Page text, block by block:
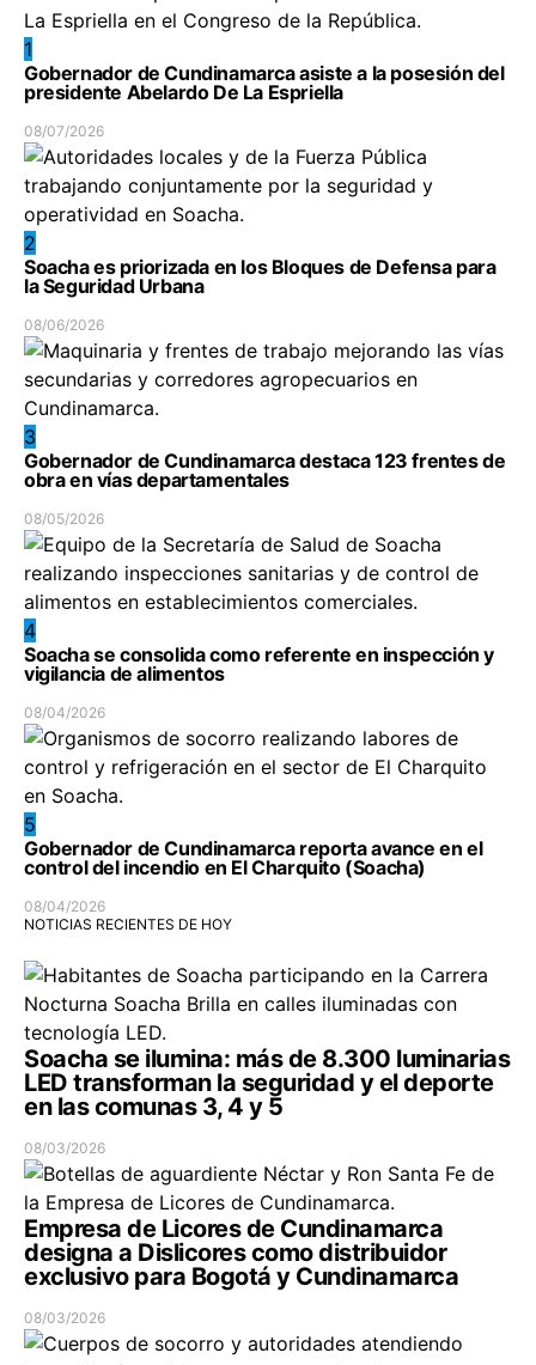
1
Gobernador de Cundinamarca asiste a la posesión del
presidente Abelardo De La Espriella
08/07/2026
2
Soacha es priorizada en los Bloques de Defensa para
la Seguridad Urbana
08/06/2026
3
Gobernador de Cundinamarca destaca 123 frentes de
obra en vías departamentales
08/05/2026
4
Soacha se consolida como referente en inspección y
vigilancia de alimentos
08/04/2026
5
Gobernador de Cundinamarca reporta avance en el
control del incendio en El Charquito (Soacha)
08/04/2026
NOTICIAS RECIENTES DE HOY
Soacha se ilumina: más de 8.300 luminarias
LED transforman la seguridad y el deporte
en las comunas 3, 4 y 5
08/03/2026
Empresa de Licores de Cundinamarca
designa a Dislicores como distribuidor
exclusivo para Bogotá y Cundinamarca
08/03/2026